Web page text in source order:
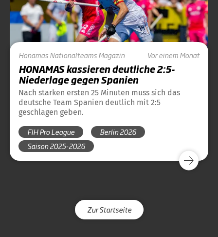
HonamasNationalteamsMagazin Vor einem Monat
HONAMAS kassieren deutliche 2:5-
Niederlage gegen Spanien
Nach starken ersten 25 Minuten muss sich das
deutsche Team Spanien deutlich mit 2:5
geschlagen geben.
FIH Pro League
Berlin 2026
Saison 2025-2026
Zur Startseite